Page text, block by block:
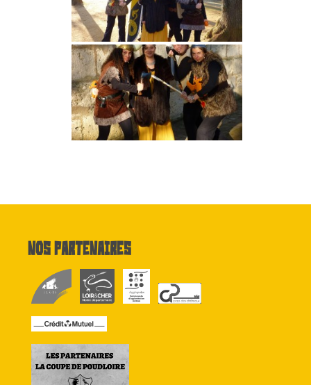
Nos partenaires